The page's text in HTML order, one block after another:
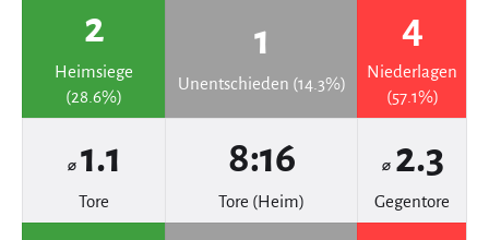
2
Heimsiege
(28.6%)
1
Unentschieden (14.3%)
4
Niederlagen
(57.1%)
⌀ 1.1
Tore
8:16
Tore (Heim)
⌀ 2.3
Gegentore